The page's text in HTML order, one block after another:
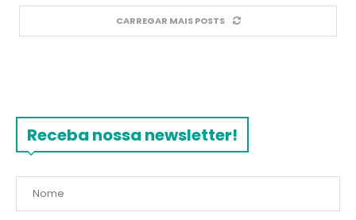
CARREGAR MAIS POSTS
Receba nossa newsletter!